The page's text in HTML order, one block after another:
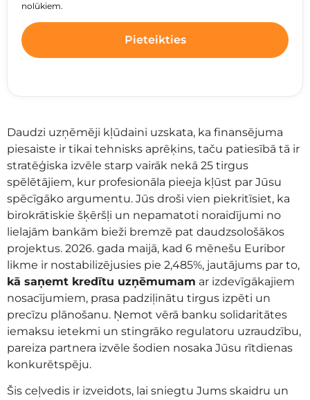
nolūkiem.
Pieteikties
Daudzi uzņēmēji kļūdaini uzskata, ka finansējuma
piesaiste ir tikai tehnisks aprēķins, taču patiesībā tā ir
stratēģiska izvēle starp vairāk nekā 25 tirgus
spēlētājiem, kur profesionāla pieeja kļūst par Jūsu
spēcīgāko argumentu. Jūs droši vien piekritīsiet, ka
birokrātiskie šķēršļi un nepamatoti noraidījumi no
lielajām bankām bieži bremzē pat daudzsološākos
projektus. 2026. gada maijā, kad 6 mēnešu Euribor
likme ir nostabilizējusies pie 2,485%, jautājums par to,
kā saņemt kredītu uzņēmumam ar izdevīgākajiem
nosacījumiem, prasa padziļinātu tirgus izpēti un
precīzu plānošanu. Ņemot vērā banku solidaritātes
iemaksu ietekmi un stingrāko regulatoru uzraudzību,
pareiza partnera izvēle šodien nosaka Jūsu rītdienas
konkurētspēju.
Šis ceļvedis ir izveidots, lai sniegtu Jums skaidru un